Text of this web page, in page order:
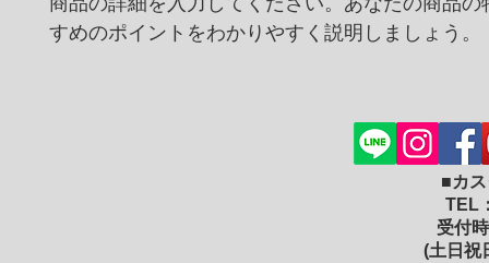
すめのポイントをわかりやすく説明しましょう。
■カ
TEL
受付
(土日祝